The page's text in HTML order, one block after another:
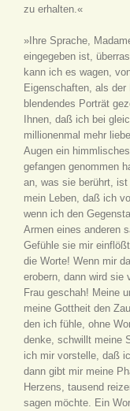
zu erhalten.«
»Ihre Sprache,
eingegeben ist,
kann ich es wagen,
Eigenschaften, als
blendendes Porträt
Ihnen, daß ich bei
millionenmal mehr
Augen ein
gefangen genommen
an, was sie berührt,
mein Leben, daß ich
wenn ich den
Armen eines anderen
Gefühle sie mir
die Worte! Wenn mir
erobern, dann wird sie
Frau geschah! Meine
meine Gottheit den
den ich fühle, ohne
denke, schwillt meine
ich mir vorstelle, daß
dann gibt mir meine
Herzens, tausend
sagen möchte. Ein